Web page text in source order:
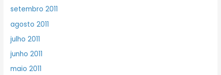
setembro 2011
agosto 2011
julho 2011
junho 2011
maio 2011